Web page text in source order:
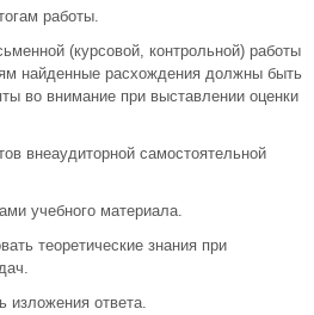
работы.
(курсовой, контрольной) работы
найденные расхождения должны быть
во внимание при выставлении оценки
внеаудиторной самостоятельной
учебного материала.
теоретические знания при
изложения ответа.